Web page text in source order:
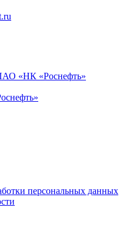
«НК «Роснефть»
персональных данных